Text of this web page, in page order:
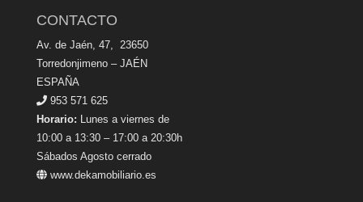
CONTACTO
Av. de Jaén, 47, 23650
Torredonjimeno – JAÉN
ESPAÑA
953 571 625
Horario: Lunes a viernes de
10:00 a 13:30 – 17:00 a 20:30h
Sábados Agosto cerrado
www.dekamobiliario.es